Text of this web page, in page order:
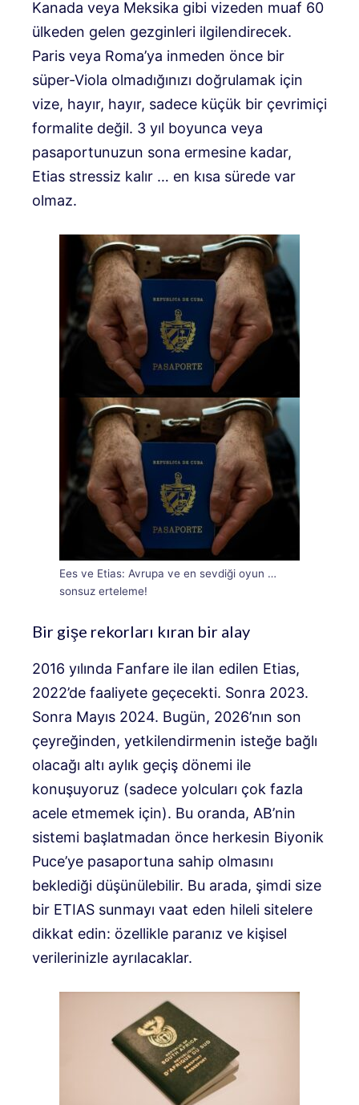
Kanada veya Meksika gibi vizeden muaf 60
ülkeden gelen gezginleri ilgilendirecek.
Paris veya Roma’ya inmeden önce bir
süper-Viola olmadığınızı doğrulamak için
vize, hayır, hayır, sadece küçük bir çevrimiçi
formalite değil. 3 yıl boyunca veya
pasaportunuzun sona ermesine kadar,
Etias stressiz kalır … en kısa sürede var
olmaz.
Ees ve Etias: Avrupa ve en sevdiği oyun …
sonsuz erteleme!
Bir gişe rekorları kıran bir alay
2016 yılında Fanfare ile ilan edilen Etias,
2022’de faaliyete geçecekti. Sonra 2023.
Sonra Mayıs 2024. Bugün, 2026’nın son
çeyreğinden, yetkilendirmenin isteğe bağlı
olacağı altı aylık geçiş dönemi ile
konuşuyoruz (sadece yolcuları çok fazla
acele etmemek için). Bu oranda, AB’nin
sistemi başlatmadan önce herkesin Biyonik
Puce’ye pasaportuna sahip olmasını
beklediği düşünülebilir. Bu arada, şimdi size
bir ETIAS sunmayı vaat eden hileli sitelere
dikkat edin: özellikle paranız ve kişisel
verilerinizle ayrılacaklar.